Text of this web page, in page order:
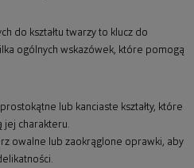
do kształtu twarzy to klucz do
ogólnych wskazówek, które pomogą
lub kanciaste kształty, które
jej charakteru.
owalne lub zaokrąglone oprawki, aby